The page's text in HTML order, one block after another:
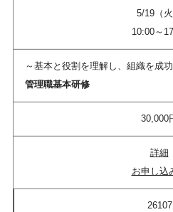
5/19（火
10:00～
～基本と役割を理解し、組織を成
管理職基本研修
30,000
詳細
お申し込
26107